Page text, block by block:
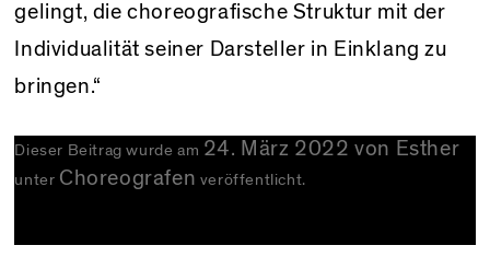
gelingt, die choreografische Struktur mit der
Individualität seiner Darsteller in Einklang zu
bringen.“
Dieser Beitrag wurde am 24. März 2022 von Esther
unter Choreografen veröffentlicht.